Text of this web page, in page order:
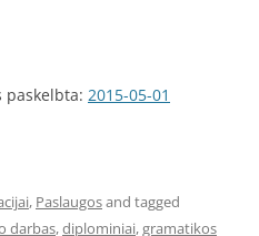
paskelbta: 2015-05-01
, Paslaugosand tagged
darbas,diplominiai,gramatikos